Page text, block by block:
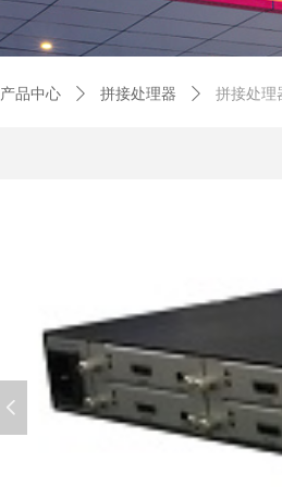
产品中心 ꄲ 拼接处理器 ꄲ 拼接处理
넳